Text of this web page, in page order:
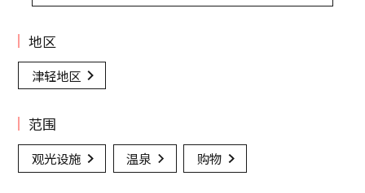
地区
津轻地区
范围
观光设施 温泉 购物